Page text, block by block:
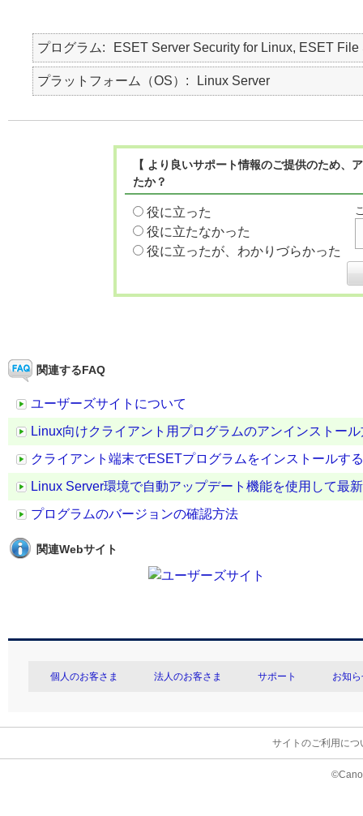
プログラム ESET Server Security for Linux, ESET
プラットフォーム（OS） Linux Server
【 より良いサポート情報のご提供のため
たか？
役に立った
役に立たなかった
役に立ったが、わかりづらかった
関連するFAQ
ユーザーズサイトについて
Linux向けクライアント用プログラムのアンインストー
クライアント端末でESETプログラムをインストールす
Linux Server環境で自動アップデート機能を使用して最
プログラムのバージョンの確認方法
関連Webサイト
個人のお客さま 法人のお客さま サポート お知
サイトのご利用につ